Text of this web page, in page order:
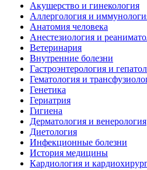
Акушерство и гинекология
Аллергология и
Анатомия человека
Анестезиология и
Ветеринария
Внутренние болезни
Гастроэнтерология и
Гематология и
Генетика
Гериатрия
Гигиена
Дерматология и венерология
Диетология
Инфекционные болезни
История медицины
Кардиология и